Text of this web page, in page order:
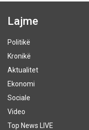
Lajme
Politikë
Kronikë
Aktualitet
Ekonomi
Sociale
Video
Top News LIVE